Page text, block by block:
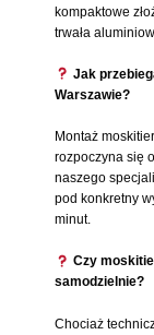
kompaktowe
trwała
Jak
Warszawie?
Montaż
rozpoczyna się
naszego
pod konkretny
minut.
Czy
samodzielnie?
Chociaż